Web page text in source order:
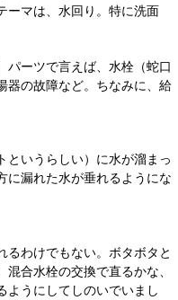
ーマは、水回り。特に洗面
パーツで言えば、水栓（蛇口
器の故障など。ちなみに、給
というらしい）に水が溜まっ
に漏れた水が垂れるようにな
わけでもない。ボタボタと
合水栓の交換で直るかな、
ようにしてしのいでいまし